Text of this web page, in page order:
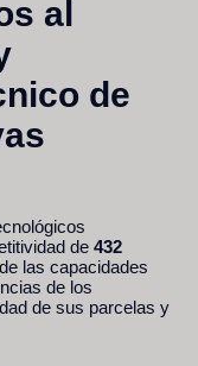
al
de
de 432
las capacidades
de los
de sus parcelas y